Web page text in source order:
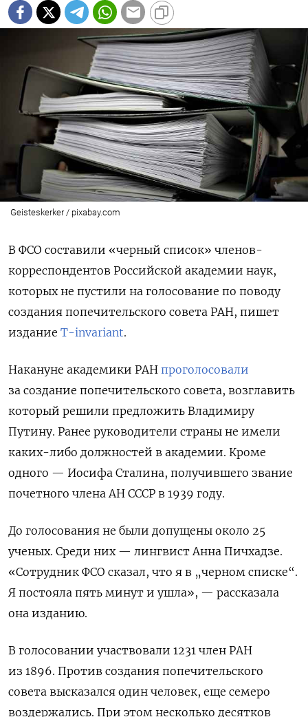
Geisteskerker / pixabay.com
В ФСО составили «черный список» членов-
корреспондентов Российской академии наук,
которых не пустили на голосование по поводу
создания попечительского совета РАН, пишет
издание T-invariant.
Накануне академики РАН проголосовали
за создание попечительского совета, возглавить
который решили предложить Владимиру
Путину. Ранее руководители страны не имели
каких-либо должностей в академии. Кроме
одного — Иосифа Сталина, получившего звание
почетного члена АН СССР в 1939 году.
До голосования не были допущены около 25
ученых. Среди них — лингвист Анна Пичхадзе.
«Сотрудник ФСО сказал, что я в „черном списке“.
Я постояла пять минут и ушла», — рассказала
она изданию.
В голосовании участвовали 1231 член РАН
из 1896. Против создания попечительского
совета высказался один человек, еще семеро
воздержались. При этом несколько десятков